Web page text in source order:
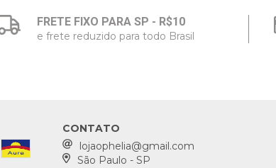
FRETE FIXO PARA SP - R$10
e frete reduzido para todo Brasil
CONTATO
lojaophelia@gmail.com
São Paulo - SP